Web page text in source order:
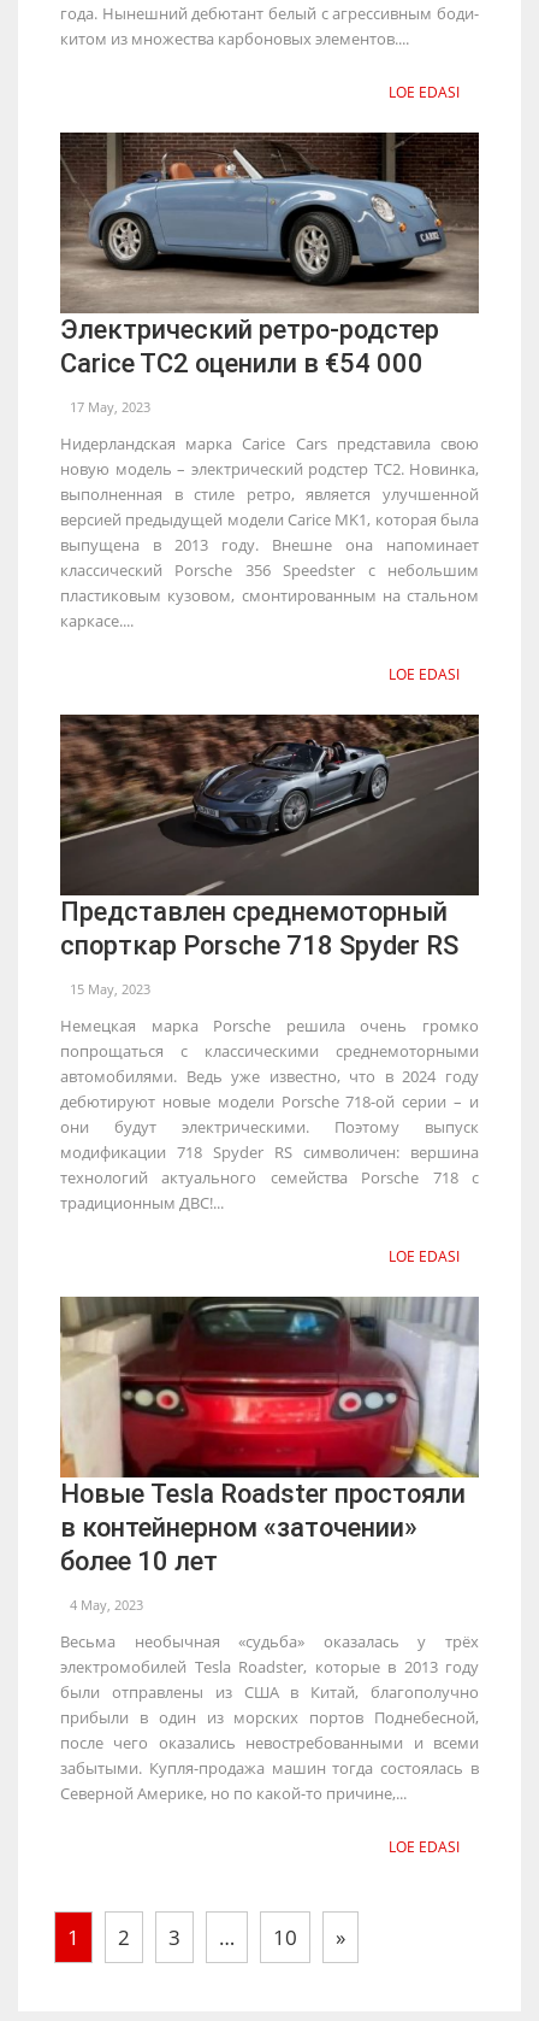
года. Нынешний дебютант белый с агрессивным боди-
китом из множества карбоновых элементов....
LOE EDASI
Электрический ретро-родстер
Carice TC2 оценили в €54 000
17 May, 2023
Нидерландская марка Carice Cars представила свою
новую модель – электрический родстер TC2. Новинка,
выполненная в стиле ретро, является улучшенной
версией предыдущей модели Carice MK1, которая была
выпущена в 2013 году. Внешне она напоминает
классический Porsche 356 Speedster с небольшим
пластиковым кузовом, смонтированным на стальном
каркасе....
LOE EDASI
Представлен среднемоторный
спорткар Porsche 718 Spyder RS
15 May, 2023
Немецкая марка Porsche решила очень громко
попрощаться с классическими среднемоторными
автомобилями. Ведь уже известно, что в 2024 году
дебютируют новые модели Porsche 718-ой серии – и
они будут электрическими. Поэтому выпуск
модификации 718 Spyder RS символичен: вершина
технологий актуального семейства Porsche 718 с
традиционным ДВС!...
LOE EDASI
Новые Tesla Roadster простояли
в контейнерном «заточении»
более 10 лет
4 May, 2023
Весьма необычная «судьба» оказалась у трёх
электромобилей Tesla Roadster, которые в 2013 году
были отправлены из США в Китай, благополучно
прибыли в один из морских портов Поднебесной,
после чего оказались невостребованными и всеми
забытыми. Купля-продажа машин тогда состоялась в
Северной Америке, но по какой-то причине,...
LOE EDASI
1 2 3 … 10 »